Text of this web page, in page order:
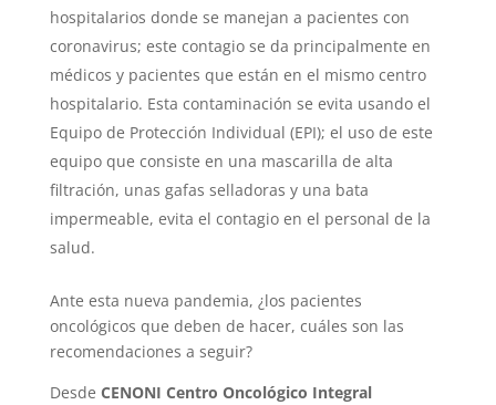
hospitalarios donde se manejan a pacientes con
coronavirus; este contagio se da principalmente en
médicos y pacientes que están en el mismo centro
hospitalario. Esta contaminación se evita usando el
Equipo de Protección Individual (EPI); el uso de este
equipo que consiste en una mascarilla de alta
filtración, unas gafas selladoras y una bata
impermeable, evita el contagio en el personal de la
salud.
Ante esta nueva pandemia, ¿los pacientes
oncológicos que deben de hacer, cuáles son las
recomendaciones a seguir?
Desde CENONI Centro Oncológico Integral